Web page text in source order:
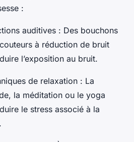
:
auditives : Des bouchons
à réduction de bruit
l’exposition au bruit.
de relaxation : La
la méditation ou le yoga
le stress associé à la